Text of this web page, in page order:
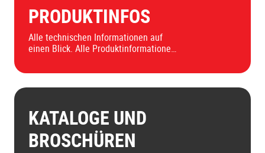
PRODUKTINFOS
Alle technischen Informationen auf
einen Blick. Alle Produktinformationen,
Leistungserklärungen und
KATALOGE UND
BROSCHÜREN